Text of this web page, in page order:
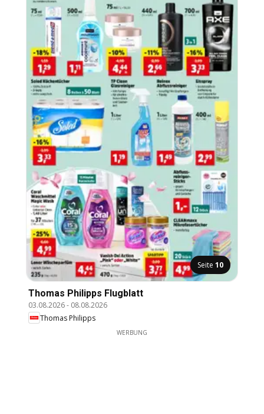
Seite 10
Thomas Philipps Flugblatt
03.08.2026- 08.08.2026
Thomas Philipps
WERBUNG